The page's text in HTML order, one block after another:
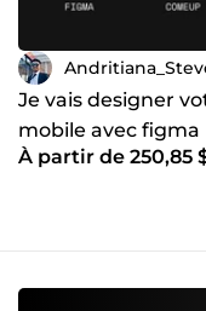
Je vais designer
mobile avec figma
À partir de 250,85